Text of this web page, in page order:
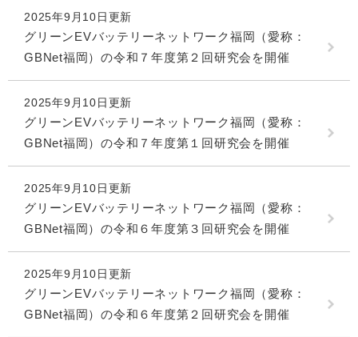
2025年9月10日更新
グリーンEVバッテリーネットワーク福岡（愛称：
GBNet福岡）の令和７年度第２回研究会を開催
2025年9月10日更新
グリーンEVバッテリーネットワーク福岡（愛称：
GBNet福岡）の令和７年度第１回研究会を開催
2025年9月10日更新
グリーンEVバッテリーネットワーク福岡（愛称：
GBNet福岡）の令和６年度第３回研究会を開催
2025年9月10日更新
グリーンEVバッテリーネットワーク福岡（愛称：
GBNet福岡）の令和６年度第２回研究会を開催